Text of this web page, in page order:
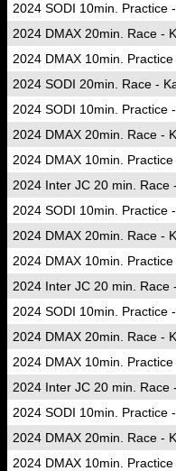
2024 SODI 10min. Practice
2024 DMAX 20min. Race -
2024 DMAX 10min.
2024 SODI 20min. Race -
2024 SODI 10min. Practice
2024 DMAX 20min. Race -
2024 DMAX 10min.
2024 Inter JC 20 min. Race
2024 SODI 10min. Practice
2024 DMAX 20min. Race -
2024 DMAX 10min.
2024 Inter JC 20 min. Race
2024 SODI 10min. Practice
2024 DMAX 20min. Race -
2024 DMAX 10min.
2024 Inter JC 20 min. Race
2024 SODI 10min. Practice
2024 DMAX 20min. Race -
2024 DMAX 10min.